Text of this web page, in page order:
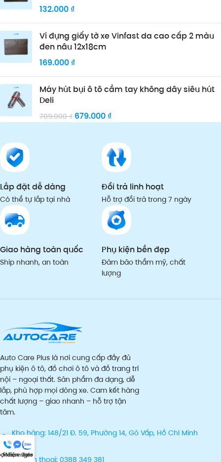
132.000 ₫
Ví đựng giấy tờ xe Vinfast da cao cấp 2 màu
đen nâu 12x18cm
169.000 ₫
Máy hút bụi ô tô cầm tay không dây siêu hút
Deli
709.000₫ 679.000 ₫
Lắp đặt dễ dàng
Có thể tự lắp tại nhà
Đổi trả linh hoạt
Hỗ trợ đổi trả trong 7 ngày
Giao hàng toàn quốc
Ship nhanh, an toàn
Phụ kiện bền đẹp
Đảm bảo thẩm mỹ, chất
lượng
Auto Care Plus là nơi cung cấp đầy đủ
phụ kiện ô tô, đồ chơi ô tô và đồ trang trí
nội – ngoại thất. Sản phẩm đa dạng, dễ
lắp, phù hợp mọi dòng xe. Cam kết hàng
chất lượng – giao nhanh – hỗ trợ tận
tâm.
Kho hàng: 148/21 Đ. 59, Phường 14, Gò Vấp, Hồ Chí Minh
70000
Số điện thoại: 0388 349 381
điện
Messenger
Zalo